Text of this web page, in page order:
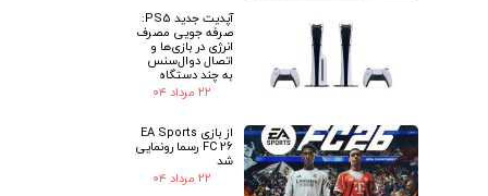
آپدیت جدید PS5:
صرفه جویی مصرف
انرژی در بازی‌ها و
اتصال دوال‌سنس
به چند دستگاه
۲۲ مرداد ۰۴
از بازی EA Sports
FC 26 رسما رونمایی
شد
۲۲ مرداد ۰۴